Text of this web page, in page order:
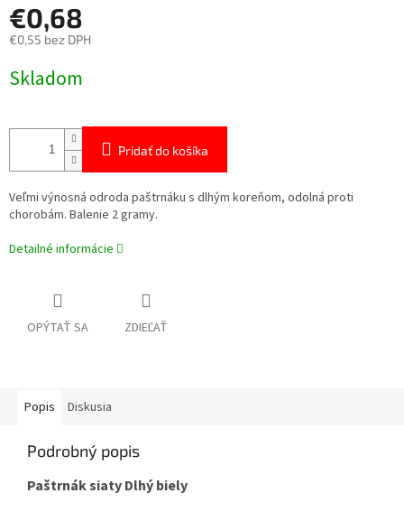
€0,68
€0,55 bez DPH
cena:
Skladom
Pridať do košíka
Veľmi výnosná odroda paštrnáku s dlhým koreňom, odolná proti
chorobám. Balenie 2 gramy.
Detailné informácie
OPÝTAŤ SA ZDIEĽAŤ
Popis Diskusia
Podrobný popis
Paštrnák siaty Dlhý biely